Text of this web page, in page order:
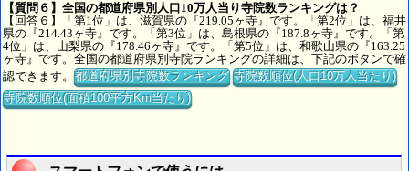
【質問６】全国の都道府県別人口10万人当り寺院数ランキングは？
【回答６】「第1位」は、滋賀県の『219.05ヶ寺』です。「第2位」は、福井
県の『214.43ヶ寺』です。「第3位」は、島根県の『187.8ヶ寺』です。「第
4位」は、山梨県の『178.46ヶ寺』です。「第5位」は、和歌山県の『163.25
ヶ寺』です。全国の都道府県別寺院ランキングの詳細は、下記のボタンで確
認できます。都道府県別寺院数ランキング 寺院数順位(人口10万人当たり)
寺院数順位(面積100平方Km当たり)